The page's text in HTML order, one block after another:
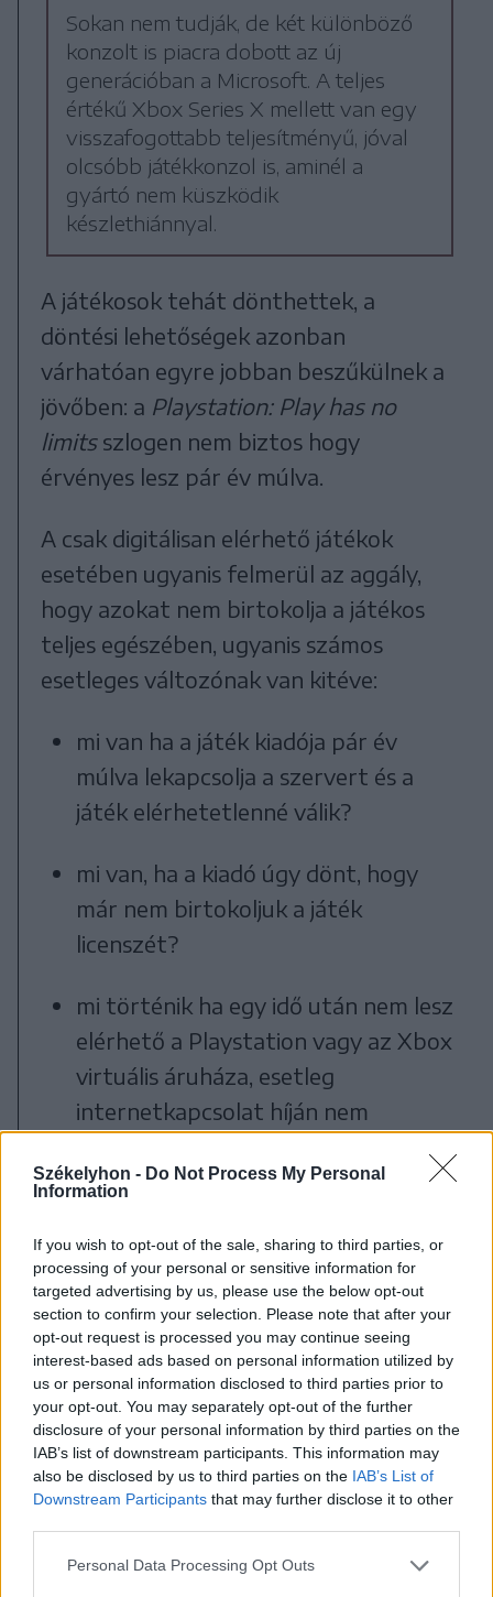
Székelyhon - Do Not Process My Personal
Information
If you wish to opt-out of the sale, sharing to third parties, or
processing of your personal or sensitive information for
targeted advertising by us, please use the below opt-out
section to confirm your selection. Please note that after your
opt-out request is processed you may continue seeing
interest-based ads based on personal information utilized by
us or personal information disclosed to third parties prior to
your opt-out. You may separately opt-out of the further
disclosure of your personal information by third parties on the
IAB’s list of downstream participants. This information may
also be disclosed by us to third parties on the IAB’s List of
Downstream Participants that may further disclose it to other
Personal Data Processing Opt Outs
Sokan nem tudják, de két különböző
konzolt is piacra dobott az új
generációban a Microsoft. A teljes
értékű Xbox Series X mellett van egy
visszafogottabb teljesítményű, jóval
olcsóbb játékkonzol is, aminél a
gyártó nem küszködik
készlethiánnyal.
A játékosok tehát dönthettek, a
döntési lehetőségek azonban
várhatóan egyre jobban beszűkülnek a
jövőben: a Playstation: Play has no
limitsszlogen nem biztos hogy
érvényes lesz pár év múlva.
A csak digitálisan elérhető játékok
esetében ugyanis felmerül az aggály,
hogy azokat nem birtokolja a játékos
teljes egészében, ugyanis számos
esetleges változónak van kitéve:
mi van ha a játék kiadója pár év
múlva lekapcsolja a szervert és a
játék elérhetetlenné válik?
mi van, ha a kiadó úgy dönt, hogy
már nem birtokoljuk a játék
licenszét?
mi történik ha egy idő után nem lesz
elérhető a Playstation vagy az Xbox
virtuális áruháza, esetleg
internetkapcsolat híján nem
már megvásárolt játékainkhoz sem?
Erre nemrég történt aggasztó
precedens, ugyanis a Sony több filmet
is törölt a licensz-jogok változása miatt
az online boltjából, így azok, akik
korábban megvásárolták azokat a
filmeket, gyakorlatilag a semmivel
maradtak, holott kifizették a pénzt
azért, hogy az adott filmet digitiálisan
birtokolják.